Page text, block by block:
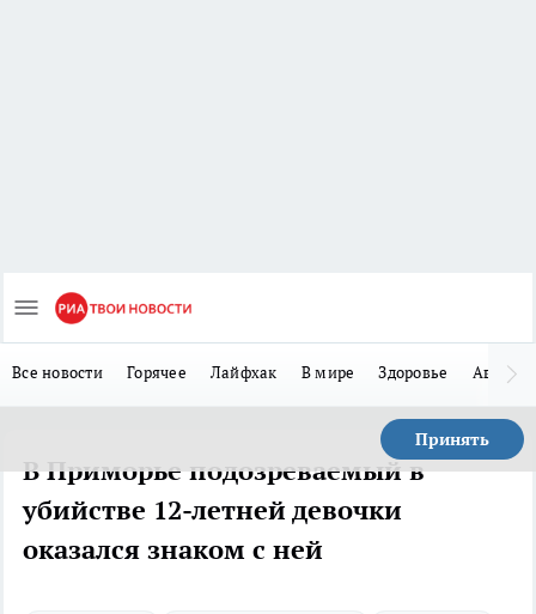
Все новости Горячее Лайфхак В мире Здоровье Авто
Принять
В Приморье подозреваемый в
убийстве 12-летней девочки
оказался знаком с ней